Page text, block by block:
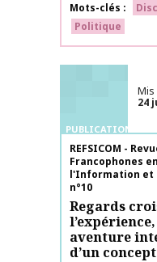
Mots-clés
Politique
PUBLICATIONS
Mis
24
Nom de la
REFSICOM -
Francophones
l'Information et
n°10
Regards
aventure
d’un concept